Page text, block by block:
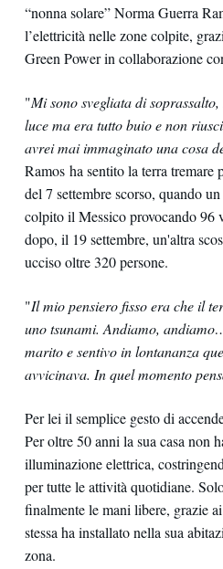
“nonna solare” Norma Guerra
l’elettricità nelle zone colpite,
Green Power in collaborazione
"Mi sono svegliata di
luce ma era tutto buio e non
avrei mai immaginato una cosa
Ramos ha sentito la terra tremare
del 7 settembre scorso, quando
colpito il Messico provocando 96
dopo, il 19 settembre, un'altra
ucciso oltre 320 persone.
"Il mio pensiero fisso era che il
uno tsunami. Andiamo,
marito e sentivo in lontananza
avvicinava. In quel momento
Per lei il semplice gesto di
Per oltre 50 anni la sua casa non
illuminazione elettrica,
per tutte le attività quotidiane.
finalmente le mani libere, grazie
stessa ha installato nella sua
zona.